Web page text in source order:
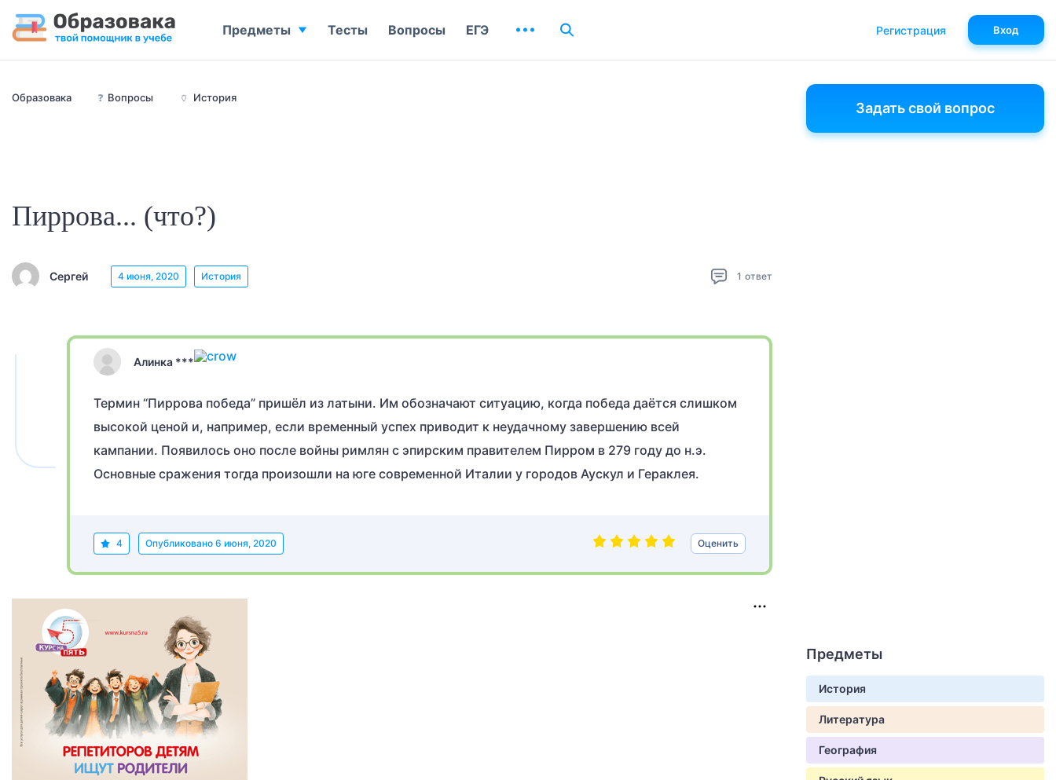
Образовака ❓ Вопросы 🏺 История
Пиррова... (что?)
Сергей 4 июня, 2020 История 1 ответ
Алинка ***
Термин “Пиррова победа” пришёл из латыни. Им обозначают ситуацию, когда победа даётся слишком
высокой ценой и, например, если временный успех приводит к неудачному завершению всей
кампании. Появилось оно после войны римлян с эпирским правителем Пирром в 279 году до н.э.
Основные сражения тогда произошли на юге современной Италии у городов Аускул и Гераклея.
4 Опубликовано 6 июня, 2020 Оценить
Задать свой вопрос
Предметы
История
Литература
География
Предметы Тесты Вопросы ЕГЭ Регистрация Вход